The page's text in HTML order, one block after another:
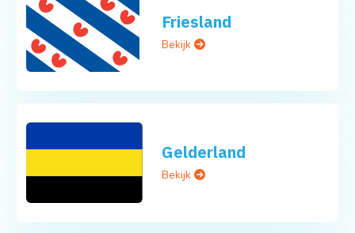
Friesland
Bekijk
Gelderland
Bekijk